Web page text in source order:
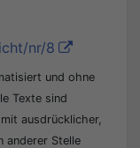
nr/8
und ohne
Texte sind
ausdrücklicher,
anderer Stelle